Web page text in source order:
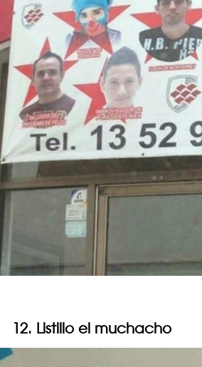
12. Listillo el muchacho